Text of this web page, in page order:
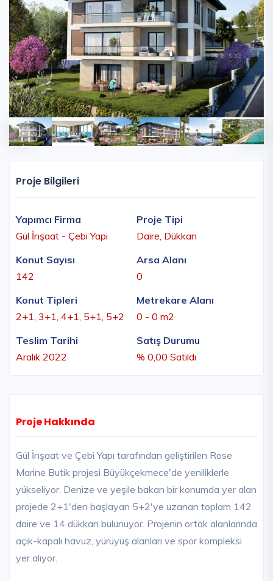
Proje Bilgileri
Yapımcı Firma
Gül İnşaat - Çebi Yapı
Proje Tipi
Daire, Dükkan
Konut Sayısı
142
Arsa Alanı
0
Konut Tipleri
2+1, 3+1, 4+1, 5+1, 5+2
Metrekare Alanı
0 - 0 m2
Teslim Tarihi
Aralık 2022
Satış Durumu
% 0,00 Satıldı
Proje Hakkında
Gül İnşaat ve Çebi Yapı tarafından geliştirilen Rose
Marine Butik projesi Büyükçekmece'de yeniliklerle
yükseliyor. Denize ve yeşile bakan bir konumda yer alan
projede 2+1'den başlayan 5+2'ye uzanan toplam 142
daire ve 14 dükkan bulunuyor. Projenin ortak alanlarında
açık-kapalı havuz, yürüyüş alanları ve spor kompleksi
yer alıyor.